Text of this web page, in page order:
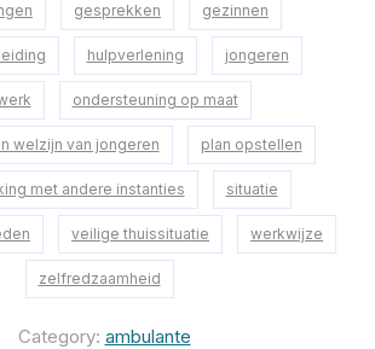
gesprekken gezinnen
hulpverlening jongeren
ondersteuning op maat
welzijn van jongeren plan opstellen
met andere instanties situatie
veilige thuissituatie werkwijze
zelfredzaamheid
Category: ambulante